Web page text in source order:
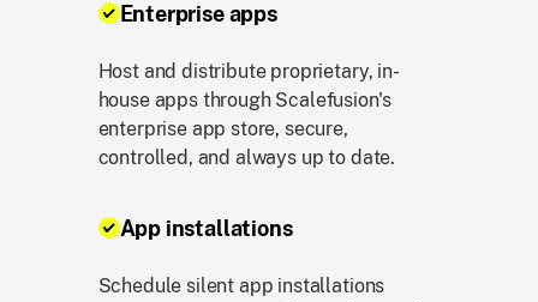
Enterprise apps
Host and distribute proprietary, in-
house apps through Scalefusion's
enterprise app store, secure,
controlled, and always up to date.
App installations
Schedule silent app installations